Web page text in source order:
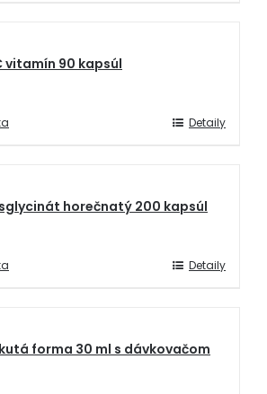
vitamín 90 kapsúl
Detaily
horečnatý 200 kapsúl
Detaily
forma 30 ml s dávkovačom